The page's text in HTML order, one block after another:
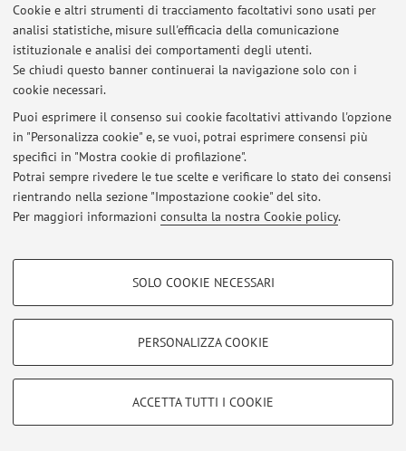
Cookie e altri strumenti di tracciamento facoltativi sono usati per
analisi statistiche, misure sull'efficacia della comunicazione
istituzionale e analisi dei comportamenti degli utenti.
Se chiudi questo banner continuerai la navigazione solo con i
cookie necessari.
Puoi esprimere il consenso sui cookie facoltativi attivando l'opzione
in "Personalizza cookie" e, se vuoi, potrai esprimere consensi più
specifici in "Mostra cookie di profilazione".
Potrai sempre rivedere le tue scelte e verificare lo stato dei consensi
rientrando nella sezione "Impostazione cookie" del sito.
Per maggiori informazioni consulta la nostra Cookie policy.
COOKIE DI PROFILAZIONE - FACOLTATIVI
COOKIE TECNICI - NECESSARI
Si tratta di cookie tecnici utilizzati, a titolo esemplificativo, per il corretto
SOLO COOKIE NECESSARI
PERSONALIZZA COOKIE
ACCETTA TUTTI I COOKIE
Ultimi avvisi
Al momento non sono presenti avvisi.
Area riservata
per gestire tutti i contenuti del sito.
Zamboni, 33 - 40126 Bologna - Partita IVA: 01131710376
Privacy|Note legali|Impostazioni Cookie